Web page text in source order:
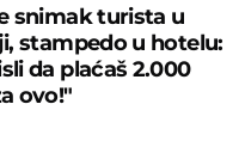
snimak turista u
stampedo u hotelu:
da plaćaš 2.000
ovo!"